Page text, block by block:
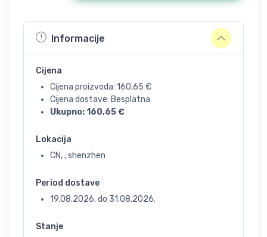
Informacije
Cijena
Cijena proizvoda: 160,65 €
Cijena dostave: Besplatna
Ukupno:160,65€
Lokacija
CN, , shenzhen
Period dostave
19.08.2026. do 31.08.2026.
Stanje